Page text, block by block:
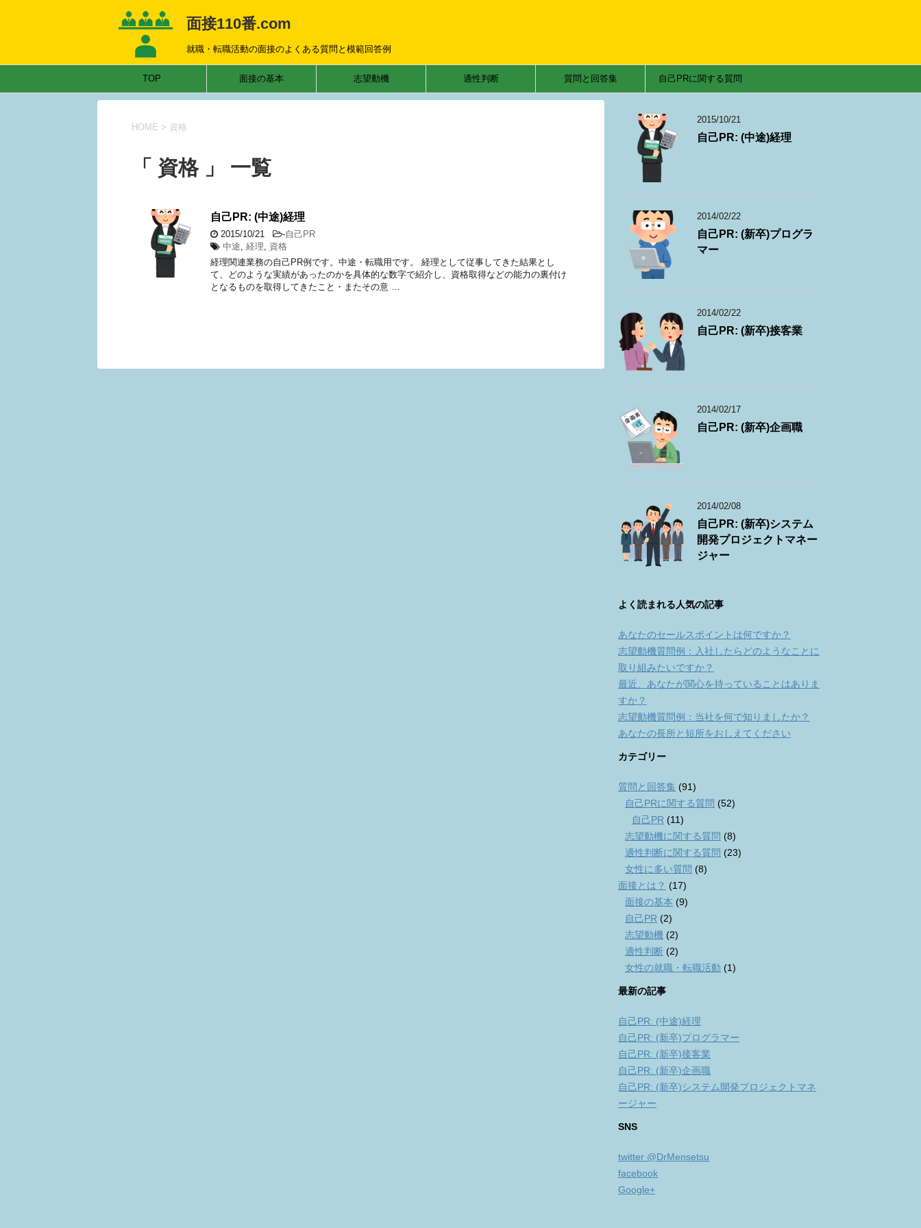
面接110番.com
就職・転職活動の面接のよくある質問と模範回答例
TOP 面接の基本 志望動機 適性判断 質問と回答集 自己PRに関する質問
HOME > 資格
「 資格 」 一覧
自己PR: (中途)経理
2015/10/21 -自己PR
中途, 経理, 資格
経理関連業務の自己PR例です。中途・転職用です。 経理として従事してきた結果とし
て、どのような実績があったのかを具体的な数字で紹介し、資格取得などの能力の裏付け
となるものを取得してきたこと・またその意 …
2015/10/21
自己PR: (中途)経理
2014/02/22
自己PR: (新卒)プログラ
マー
2014/02/22
自己PR: (新卒)接客業
2014/02/17
自己PR: (新卒)企画職
2014/02/08
自己PR: (新卒)システム
開発プロジェクトマネー
ジャー
よく読まれる人気の記事
あなたのセールスポイントは何ですか？
志望動機質問例：入社したらどのようなことに
取り組みたいですか？
最近、あなたが関心を持っていることはありま
すか？
志望動機質問例：当社を何で知りましたか？
あなたの長所と短所をおしえてください
カテゴリー
質問と回答集 (91)
自己PRに関する質問 (52)
自己PR (11)
志望動機に関する質問 (8)
適性判断に関する質問 (23)
女性に多い質問 (8)
面接とは？ (17)
面接の基本 (9)
自己PR (2)
志望動機 (2)
適性判断 (2)
女性の就職・転職活動 (1)
最新の記事
自己PR: (中途)経理
自己PR: (新卒)プログラマー
自己PR: (新卒)接客業
自己PR: (新卒)企画職
自己PR: (新卒)システム開発プロジェクトマネ
ージャー
SNS
twitter @DrMensetsu
facebook
Google+